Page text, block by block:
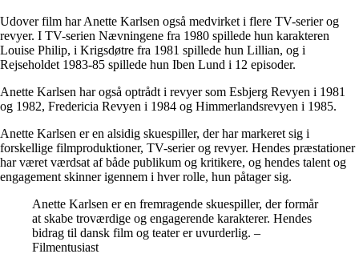
Udover film har Anette Karlsen også medvirket i flere TV-serier og
revyer. I TV-serien Nævningene fra 1980 spillede hun karakteren
Louise Philip, i Krigsdøtre fra 1981 spillede hun Lillian, og i
Rejseholdet 1983-85 spillede hun Iben Lund i 12 episoder.
Anette Karlsen har også optrådt i revyer som Esbjerg Revyen i 1981
og 1982, Fredericia Revyen i 1984 og Himmerlandsrevyen i 1985.
Anette Karlsen er en alsidig skuespiller, der har markeret sig i
forskellige filmproduktioner, TV-serier og revyer. Hendes præstationer
har været værdsat af både publikum og kritikere, og hendes talent og
engagement skinner igennem i hver rolle, hun påtager sig.
Anette Karlsen er en fremragende skuespiller, der formår
at skabe troværdige og engagerende karakterer. Hendes
bidrag til dansk film og teater er uvurderlig. –
Filmentusiast